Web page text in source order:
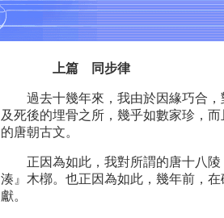
上篇 同步律
過去十幾年來，我由於因緣巧合，
及死後的埋骨之所，幾乎如數家珍，
的唐朝古文。
正因為如此，我對所謂的唐十八陵
湊』木槨。也正因為如此，幾年前，
獻。